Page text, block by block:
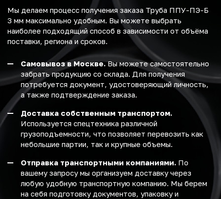
Мы делаем процесс получения заказа Труба ППУ-ПЭ-Б
3 мм максимально удобным. Вы можете выбрать
наиболее подходящий способ в зависимости от объёма
поставки, региона и сроков.
Самовывоз в Москве.Вы можете самостоятельно
забрать продукцию со склада. Для получения
потребуется документ, удостоверяющий личность,
а также подтверждение заказа.
Доставка собственным транспортом.
Используется спецтехника различной
грузоподъемности, что позволяет перевозить как
небольшие партии, так и крупные объемы.
Отправка транспортными компаниями. По
вашему запросу мы организуем доставку через
любую удобную транспортную компанию. Мы берем
на себя подготовку документов, упаковку и